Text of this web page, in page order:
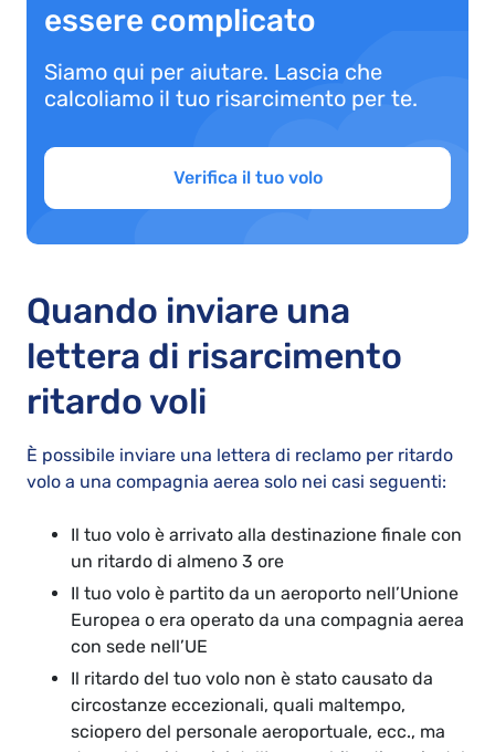
essere complicato
Siamo qui per aiutare. Lascia che
calcoliamo il tuo risarcimento per te.
Verifica il tuo volo
Quando inviare una
lettera di risarcimento
ritardo voli
È possibile inviare una lettera di reclamo per ritardo
volo a una compagnia aerea solo nei casi seguenti:
Il tuo volo è arrivato alla destinazione finale con
un ritardo di almeno 3 ore
Il tuo volo è partito da un aeroporto nell’Unione
Europea o era operato da una compagnia aerea
con sede nell’UE
Il ritardo del tuo volo non è stato causato da
circostanze eccezionali, quali maltempo,
sciopero del personale aeroportuale, ecc., ma